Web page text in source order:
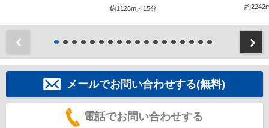
約1126m／15分
約
メールでお問い合わせする(無料)
電話でお問い合わせする